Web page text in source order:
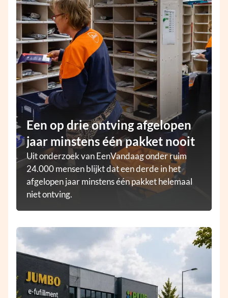
Een op drie ontving afgelopen
jaar minstens één pakket nooit
Uit onderzoek van EenVandaag onder ruim
24.000 mensen blijkt dat een derde in het
afgelopen jaar minstens één pakket helemaal
niet ontving.